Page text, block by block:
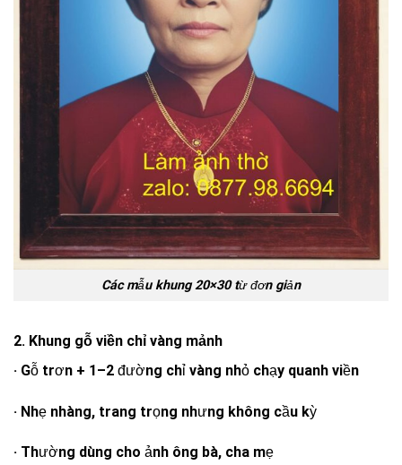
Các mẫu khung 20×30 từ đơn giản
2. Khung gỗ viền chỉ vàng mảnh
· Gỗ trơn + 1–2 đường chỉ vàng nhỏ chạy quanh viền
· Nhẹ nhàng, trang trọng nhưng không cầu kỳ
· Thường dùng cho ảnh ông bà, cha mẹ